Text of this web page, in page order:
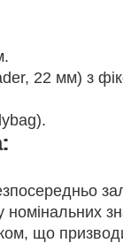
22 мм) з
номінальних
що